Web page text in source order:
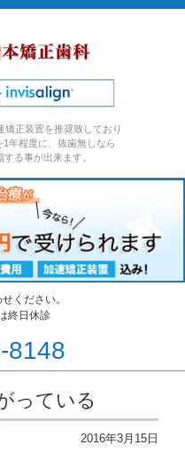
矯正装置を推奨致しており
年程度に、抜歯無しなら
る事が出来ます。
ください。
終日休診
8148
っている
2016年3月15日